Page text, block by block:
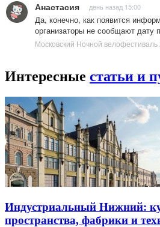
Анастасия день назад 15:00
Да, конечно, как появится
организаторы не сообщают дату
Московский Ночной велофестиваль
Интересные статьи и
Индустриальный Нижний:
пространства, фабрики и